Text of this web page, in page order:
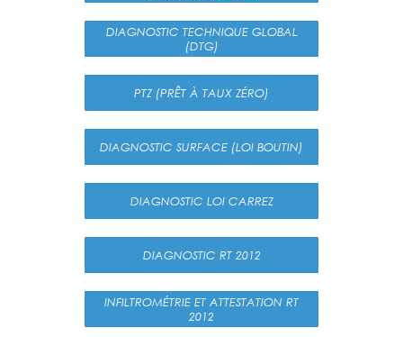
DIAGNOSTIC TECHNIQUE GLOBAL
(DTG)
PTZ (PRÊT À TAUX ZÉRO)
DIAGNOSTIC SURFACE (LOI BOUTIN)
DIAGNOSTIC LOI CARREZ
DIAGNOSTIC RT 2012
INFILTROMÉTRIE ET ATTESTATION RT
2012